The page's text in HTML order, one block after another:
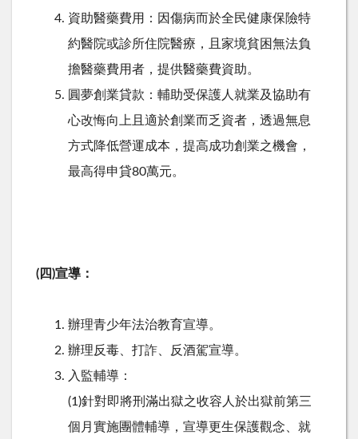
資助醫藥費用：因傷病而於全民健康保險特
約醫院或診所住院醫療，且家境貧困無法負
擔醫藥費用者，提供醫藥費資助。
圓夢創業貸款：輔助受保護人就業及協助有
心改悔向上且適於創業而乏資者，透過無息
方式降低營運成本，提高成功創業之機會，
最高得申貸80萬元。
(四)宣導：
辦理青少年法治教育宣導。
辦理反毒、打詐、反酒駕宣導。
入監輔導：
(1)針對即將刑滿出獄之收容人於出獄前第三
個月實施團體輔導，宣導更生保護觀念、就